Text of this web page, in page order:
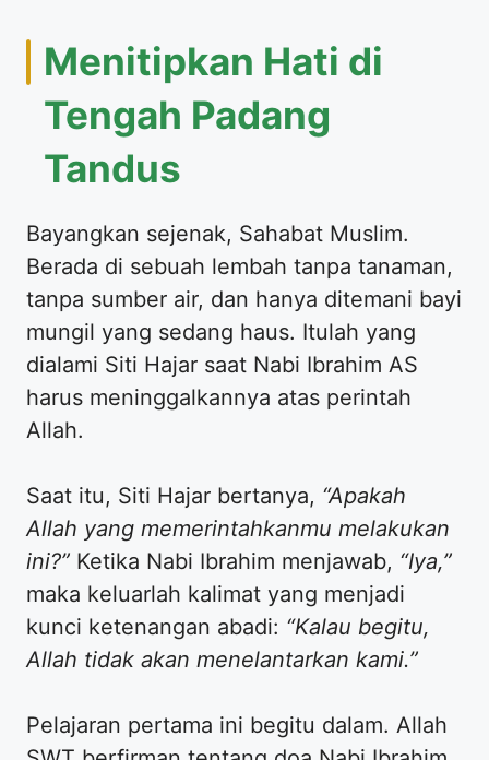
​Menitipkan Hati di
Tengah Padang
Tandus
​Bayangkan sejenak, Sahabat Muslim.
Berada di sebuah lembah tanpa tanaman,
tanpa sumber air, dan hanya ditemani bayi
mungil yang sedang haus. Itulah yang
dialami Siti Hajar saat Nabi Ibrahim AS
harus meninggalkannya atas perintah
Allah.
​Saat itu, Siti Hajar bertanya, “Apakah
Allah yang memerintahkanmu melakukan
ini?” Ketika Nabi Ibrahim menjawab, “Iya,”
maka keluarlah kalimat yang menjadi
kunci ketenangan abadi: “Kalau begitu,
Allah tidak akan menelantarkan kami.”
​Pelajaran pertama ini begitu dalam. Allah